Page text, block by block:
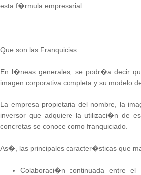
esta f�rmula empresarial.
Que son las Franquicias
En l�neas generales, se podr�a decir
imagen corporativa completa y su modelo
La empresa propietaria del nombre, la
inversor que adquiere la utilizaci�n de
concretas se conoce como franquiciado.
As�, las principales caracter�sticas que
Colaboraci�n continuada entre el